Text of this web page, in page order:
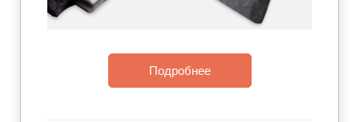
Подробнее